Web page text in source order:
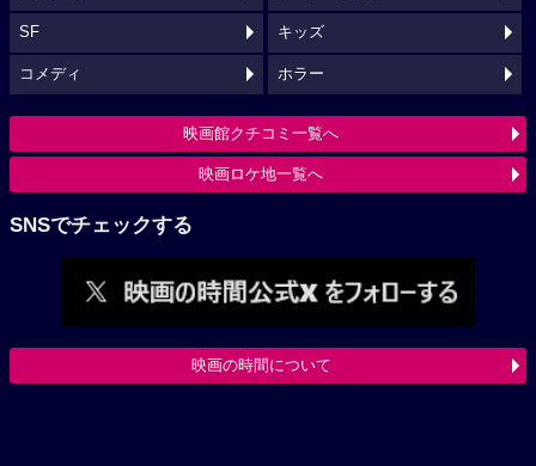
SF キッズ
コメディ ホラー
映画館クチコミ一覧へ
映画ロケ地一覧へ
SNSでチェックする
映画の時間について